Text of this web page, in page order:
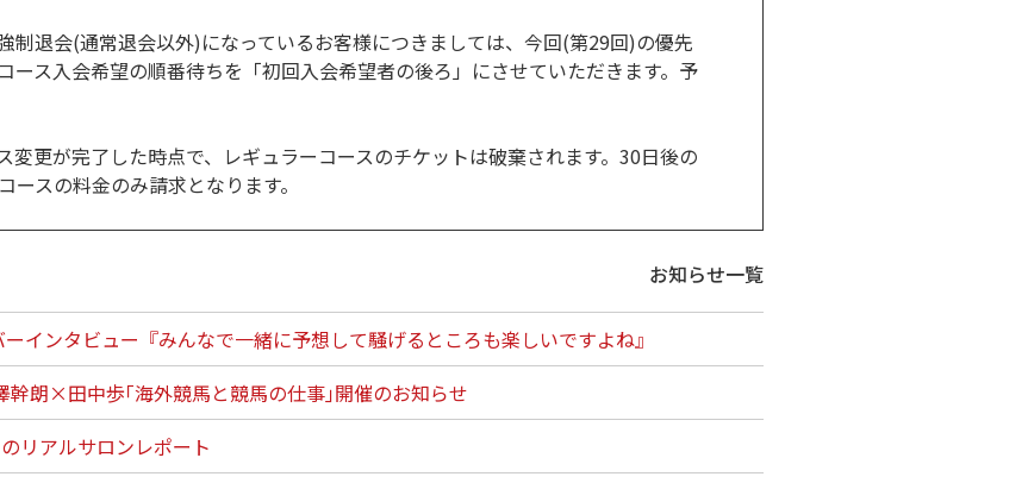
制退会(通常退会以外)になっているお客様につきましては、今回(第29回)の優先
ース入会希望の順番待ちを「初回入会希望者の後ろ」にさせていただきます。予
更が完了した時点で、レギュラーコースのチケットは破棄されます。30日後の
ースの料金のみ請求となります。
お知らせ一覧
インタビュー『みんなで一緒に予想して騒げるところも楽しいですよね』
幹朗×田中歩｢海外競馬と競馬の仕事｣開催のお知らせ
リアルサロンレポート